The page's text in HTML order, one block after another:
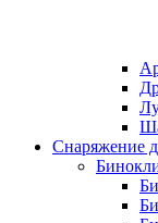
Снаряжение